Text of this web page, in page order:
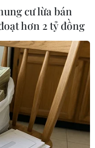
cư lừa bán
hơn 2 tỷ đồng